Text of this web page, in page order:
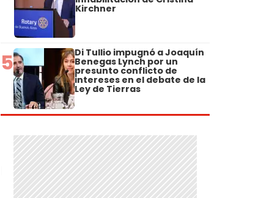
Kirchner
5 Di Tullio impugnó a Joaquín
Benegas Lynch por un
presunto conflicto de
intereses en el debate de la
Ley de Tierras